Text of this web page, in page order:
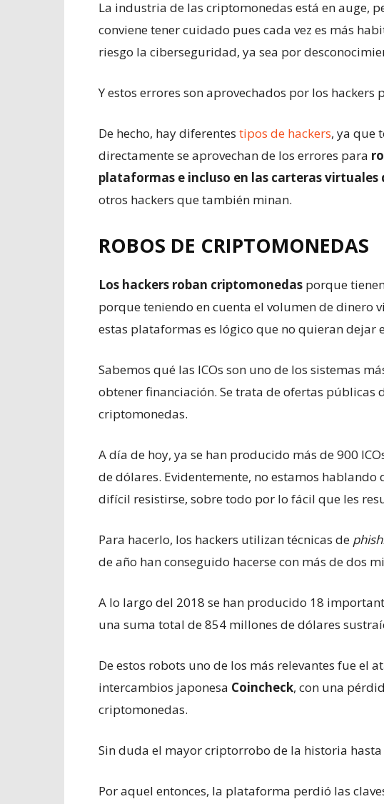
La industria de las criptomonedas está en auge,
conviene tener cuidado pues cada vez es más
riesgo la ciberseguridad, ya sea por
Y estos errores son aprovechados por los
De hecho, hay diferentes tipos de hackers, ya que
directamente se aprovechan de los errores para
plataformas e incluso en las carteras virtuales
otros hackers que también minan.
ROBOS DE CRIPTOMONEDAS
Los hackers roban criptomonedas porque
porque teniendo en cuenta el volumen de dinero
estas plataformas es lógico que no quieran dejar
Sabemos qué las ICOs son uno de los sistemas
obtener financiación. Se trata de ofertas públicas
criptomonedas.
A día de hoy, ya se han producido más de 900
de dólares. Evidentemente, no estamos
difícil resistirse, sobre todo por lo fácil que les
Para hacerlo, los hackers utilizan técnicas de
de año han conseguido hacerse con más de dos
A lo largo del 2018 se han producido 18
una suma total de 854 millones de dólares
De estos robots uno de los más relevantes fue el
intercambios japonesa Coincheck, con una
criptomonedas.
Sin duda el mayor criptorrobo de la historia
Por aquel entonces, la plataforma perdió las